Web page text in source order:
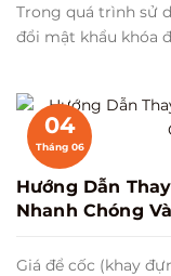
Trong quá trình sử
đổi mật khẩu khóa
04
Tháng 06
Hướng Dẫn
Nhanh Chóng
Giá để cốc (khay